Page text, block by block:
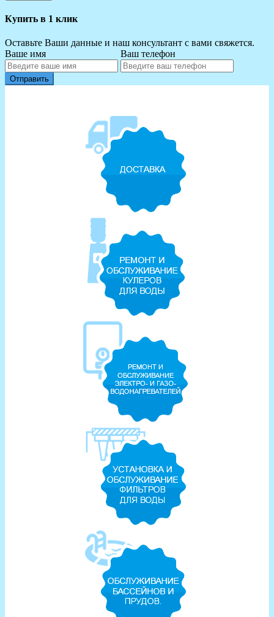
Купить в 1 клик
Оставьте Ваши данные и наш консультант с вами свяжется.
Ваше имя
Ваш телефон
Отправить